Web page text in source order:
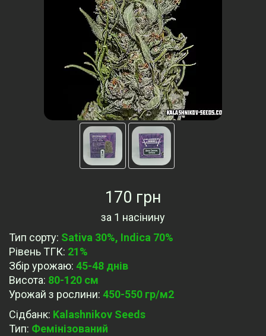
170 грн
за 1 насінину
Тип сорту: Sativa 30%, Indica 70%
Рівень ТГК: 21%
Збір урожаю: 45-48 днів
Висота: 80-120 см
Урожай з рослини: 450-550 гр/м2
Сідбанк: Kalashnikov Seeds
Тип: Фемінізований